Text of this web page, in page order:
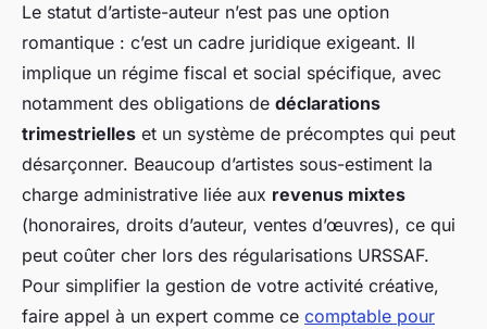
Le statut d’artiste-auteur n’est pas une option
romantique : c’est un cadre juridique exigeant. Il
implique un régime fiscal et social spécifique, avec
notamment des obligations de déclarations
trimestrielles et un système de précomptes qui peut
désarçonner. Beaucoup d’artistes sous-estiment la
charge administrative liée aux revenus mixtes
(honoraires, droits d’auteur, ventes d’œuvres), ce qui
peut coûter cher lors des régularisations URSSAF.
Pour simplifier la gestion de votre activité créative,
faire appel à un expert comme ce comptable pour